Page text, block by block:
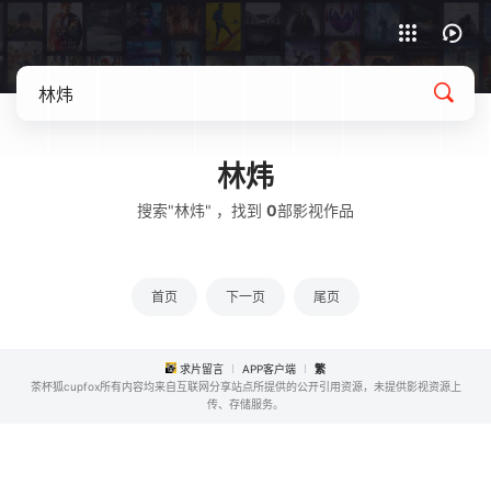
林炜
搜索"林炜" ，找到 0部影视作品
首页 下一页 尾页
求片留言 APP客户端
繁
茶杯狐cupfox所有内容均来自互联网分享站点所提供的公开引用资源，未提供影视资源上
传、存储服务。